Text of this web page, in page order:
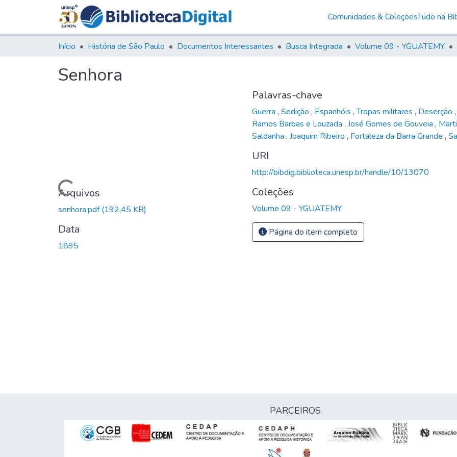
Comunidades & ColeçõesTudo na
Início História de São Paulo Documentos Interessantes Busca Integrada Volume 09 - YGUATEMY
Senhora
Carregando...
Arquivos
senhora.pdf(192,45 KB)
Data
1895
Palavras-chave
Guerra , Sedição , Espanhóis ,Tropas militares , Deserção
Ramos Barbas e Louzada , José Gomes de Gouveia ,
Saldanha , Joaquim Ribeiro , Fortaleza da Barra Grande ,
URI
http://bibdig.biblioteca.unesp.br/handle/10/13070
Coleções
Volume 09 - YGUATEMY
Página do item completo
PARCEIROS